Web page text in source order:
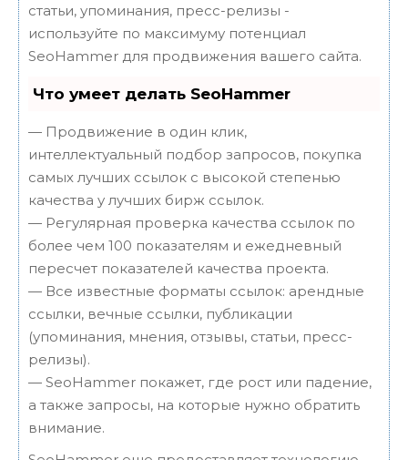
статьи, упоминания, пресс-релизы -
используйте по максимуму потенциал
SeoHammer для продвижения вашего сайта.
Что умеет делать SeoHammer
— Продвижение в один клик,
интеллектуальный подбор запросов, покупка
самых лучших ссылок с высокой степенью
качества у лучших бирж ссылок.
— Регулярная проверка качества ссылок по
более чем 100 показателям и ежедневный
пересчет показателей качества проекта.
— Все известные форматы ссылок: арендные
ссылки, вечные ссылки, публикации
(упоминания, мнения, отзывы, статьи, пресс-
релизы).
— SeoHammer покажет, где рост или падение,
а также запросы, на которые нужно обратить
внимание.